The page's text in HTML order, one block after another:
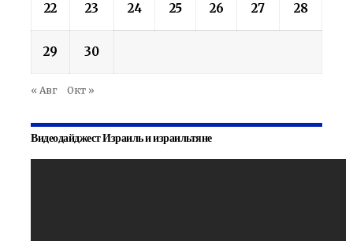
22 23 24 25 26 27 28
29 30
« Авг Окт »
Видеодайджест Израиль и израильтяне